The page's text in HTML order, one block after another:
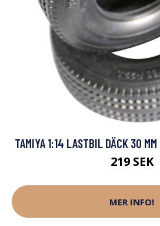
TAMIYA 1:14 LASTBIL DÄCK 30 MM
219 SEK
MER INFO!